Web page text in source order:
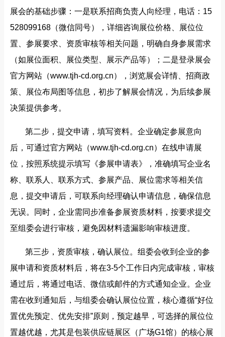
展会的基础步骤：一是联系招商负责人向经理，电话：15
528099168（微信同号），详细咨询展位价格、展位位
置、参展要求、资质审核等相关问题，明确自身参展需求
（如展位面积、展位类型、展示产品等）；二是登录展会
官方网站（www.tjh-cd.org.cn），浏览展会详情、招商政
策、展位布局图等信息，初步了解展会情况，为后续参展
决策提供参考。
第二步，提交申请，填写资料。企业确定参展意向
后，可通过官方网站（www.tjh-cd.org.cn）在线申请展
位，按照系统提示填写《参展申请表》，准确填写企业名
称、联系人、联系方式、参展产品、展位需求等相关信
息，提交申请后，可联系向经理确认申请信息，确保信息
无误。同时，企业需同步准备参展资质材料，按要求提交
至组委会进行审核，避免因材料遗漏影响审核进度。
第三步，资质审核，确认展位。组委会收到企业的参
展申请和资质材料后，将在3-5个工作日内完成审核，审核
通过后，将通过电话、微信或邮件的方式通知企业。企业
需在收到通知后，与组委会确认展位位置，核心遵循“好位
置优先预定、优先安排”原则，预定越早，可选择的展位位
置越优越，尤其是包装供应链展区（广场G1馆）的核心展